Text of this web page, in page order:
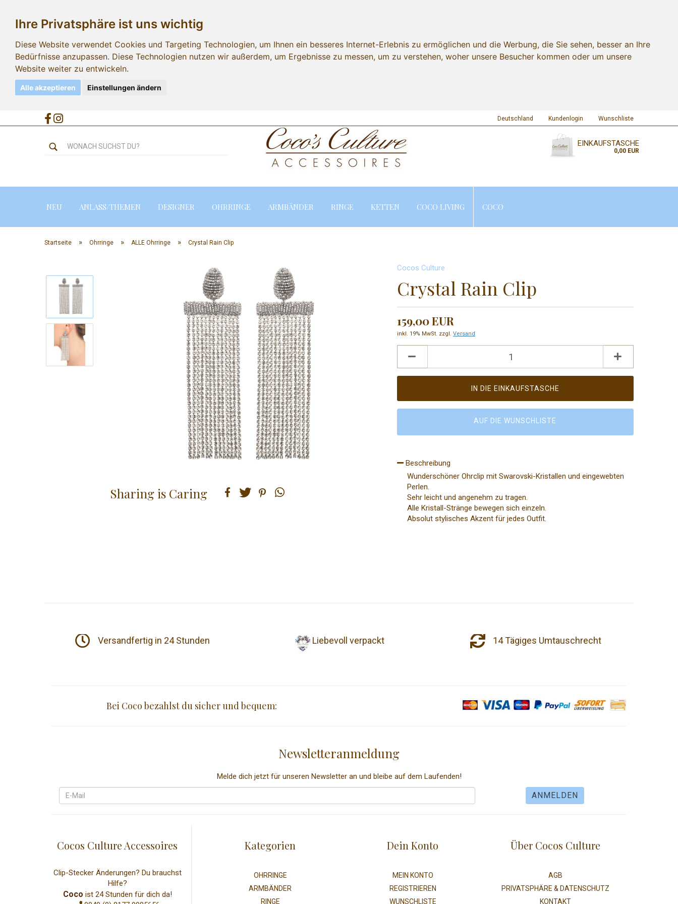
Ihre Privatsphäre ist uns wichtig
Diese Website verwendet Cookies und Targeting Technologien, um Ihnen ein besseres Internet-Erlebnis zu ermöglichen und die Werbung, die Sie sehen, besser an Ihre
Bedürfnisse anzupassen. Diese Technologien nutzen wir außerdem, um Ergebnisse zu messen, um zu verstehen, woher unsere Besucher kommen oder um unsere
Website weiter zu entwickeln.
Alle akzeptieren Einstellungen ändern
Deutschland
Lieferland
Kundenlogin Wunschliste
EINKAUFSTASCHE
0,00 EUR
NEU ANLASS/THEMEN DESIGNER OHRRINGE ARMBÄNDER RINGE KETTEN COCO LIVING COCO
Startseite » Ohrringe » ALLE Ohrringe » Crystal Rain Clip
Sharing is Caring
Cocos Culture
Crystal Rain Clip
159,00 EUR
inkl. 19% MwSt. zzgl. Versand
AUF DIE WUNSCHLISTE
Beschreibung
Wunderschöner Ohrclip mit Swarovski-Kristallen und eingewebten
Perlen.
Sehr leicht und angenehm zu tragen.
Alle Kristall-Stränge bewegen sich einzeln.
Absolut stylisches Akzent für jedes Outfit.
Versandfertig in 24 Stunden Liebevoll verpackt 14 Tägiges Umtauschrecht
Bei Coco bezahlst du sicher und bequem:
Newsletteranmeldung
Melde dich jetzt für unseren Newsletter an und bleibe auf dem Laufenden!
Cocos Culture Accessoires
Clip-Stecker Änderungen? Du brauchst
Hilfe?
Coco ist 24 Stunden für dich da!
Kategorien
OHRRINGE
ARMBÄNDER
RINGE
Dein Konto
MEIN KONTO
REGISTRIEREN
WUNSCHLISTE
Über Cocos Culture
AGB
PRIVATSPHÄRE & DATENSCHUTZ
KONTAKT